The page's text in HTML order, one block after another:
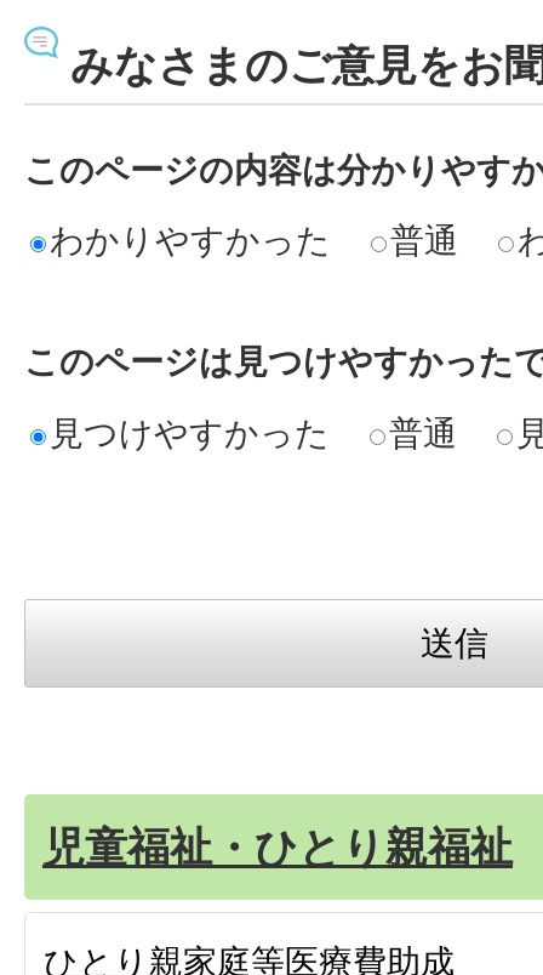
みなさまのご意見をお
このページの内容は分かりやす
わかりやすかった
普通
このページは見つけやすかった
見つけやすかった
普通
児童福祉・ひとり親福祉
ひとり親家庭等医療費助成